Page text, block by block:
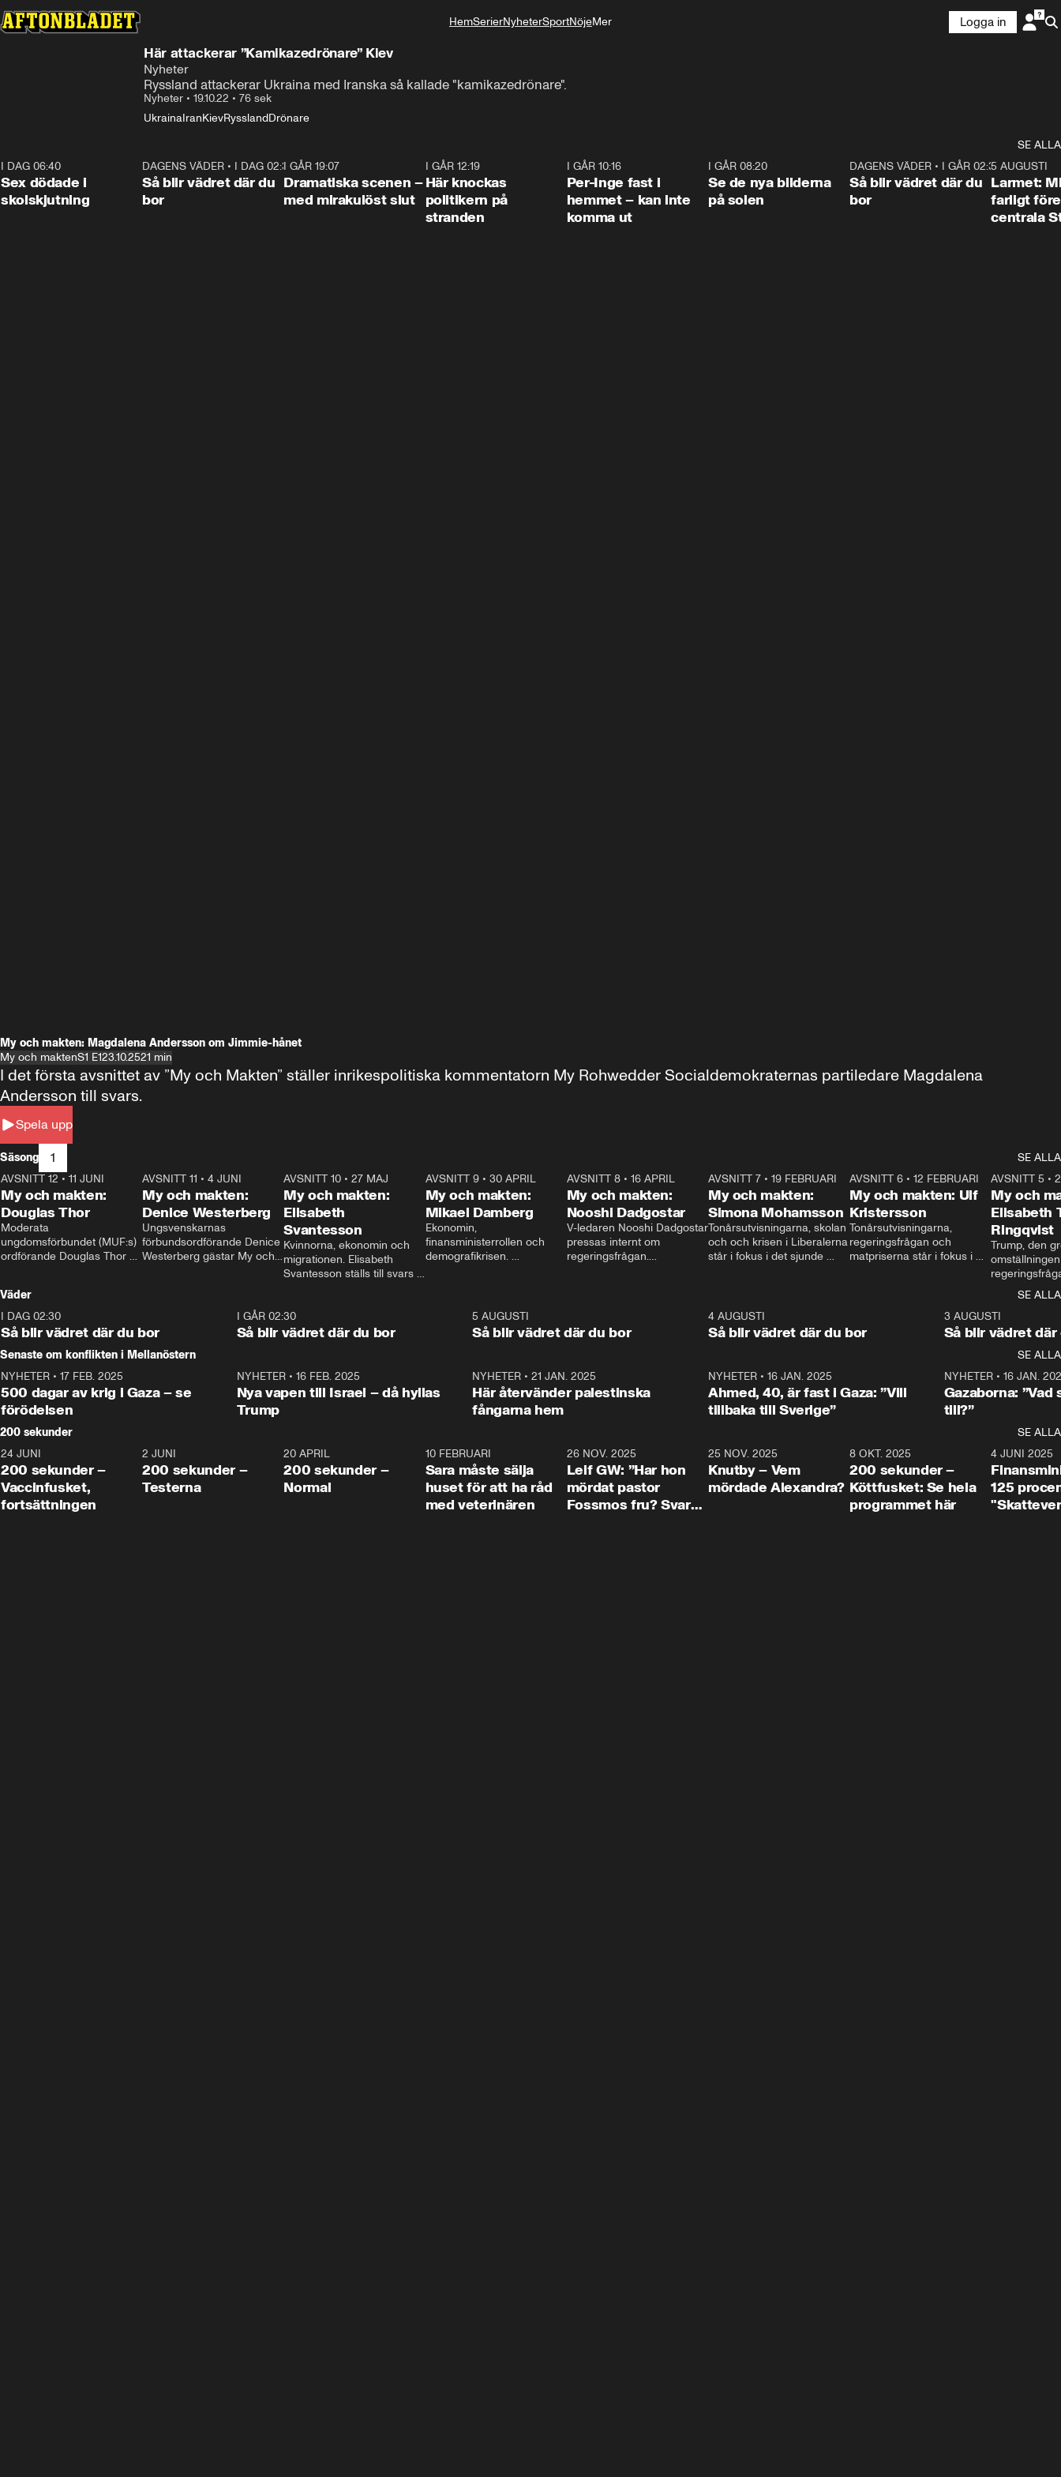
HemSerierNyheterSportNöjeMer
Logga in
Här attackerar ”Kamikazedrönare” Kiev
Nyheter
Ryssland attackerar Ukraina med Iranska så kallade "kamikazedrönare".
Nyheter • 19.10.22 • 76 sek
UkrainaIranKievRysslandDrönare
SE ALLA
I DAG 06:40
Sex dödade i
skolskjutning
1:06
DAGENS VÄDER • I DAG 02:30
Så blir vädret där du
bor
I GÅR 19:07
Dramatiska scenen –
med mirakulöst slut
I GÅR 12:19
Här knockas
politikern på
stranden
I GÅR 10:16
Per-Inge fast i
hemmet – kan inte
komma ut
I GÅR 08:20
Se de nya bilderna
på solen
1:06
DAGENS VÄDER • I GÅR 02:30
Så blir vädret där du
bor
5 AUGUSTI
Larmet:
farligt
centrala
My och makten: Magdalena Andersson om Jimmie-hånet
My och maktenS1 E123.10.2521 min
Spela upp
I det första avsnittet av ”My och Makten” ställer inrikespolitiska kommentatorn My Rohwedder Socialdemokraternas partiledare Magdalena
Andersson till svars.
Säsong 1
SE ALLA
26:27
AVSNITT 12 • 11 JUNI
My och makten:
Douglas Thor
Moderata
ungdomsförbundet (MUF:s)
ordförande Douglas Thor
tonårsutvisningarna och hur
Moderaterna ska locka
väljare till valet i höst.
23:40
AVSNITT 11 •4 JUNI
My och makten:
Denice Westerberg
Ungsvenskarnas
förbundsordförande Denice
Westerberg gästar My och
AVSNITT 10 •27 MAJ
My och makten:
Elisabeth
Svantesson
Kvinnorna, ekonomin och
migrationen. Elisabeth
Svantesson ställs till svars
AVSNITT 9• 30 APRIL
My och makten:
Mikael Damberg
Ekonomin,
finansministerrollen och
demografikrisen.
och Makten.
AVSNITT 8• 16 APRIL
My och makten:
Nooshi Dadgostar
V-ledaren Nooshi Dadgostar
pressas internt om
regeringsfrågan.
– Vi ställer upp i val. Ska vi
vara med så sitter vi förstås
24:30
AVSNITT 7• 19 FEBRUARI
My och makten:
Simona Mohamsson
Tonårsutvisningarna, skolan
och och krisen i Liberalerna
står i fokus i det sjunde
kommentator My
Rohwedder ställer
utbildnings- och
Mohamsson till svars.
27:30
AVSNITT 6 •12 FEBRUARI
My och makten: Ulf
Kristersson
Tonårsutvisningarna,
regeringsfrågan och
matpriserna står i fokus i
Rohwedder ställer
statsminister Ulf Kristersson
AVSNITT 5 •
My och
Elisabeth
Ringqvist
Trump, den
centrum i
avsnittet av
Makten”. Se
Aftonbladets
Rohwedder
Thand Ring
Väder
SE ALLA
I DAG 02:30
Så blir vädret där du bor
1:06
I GÅR 02:30
Så blir vädret där du bor
5 AUGUSTI
Så blir vädret där du bor
4 AUGUSTI
Så blir vädret där du bor
3 AUGUSTI
Så blir vädret där
Senaste om konflikten i Mellanöstern
SE ALLA
NYHETER • 17 FEB. 2025
500 dagar av krig i Gaza – se
förödelsen
NYHETER• 16 FEB. 2025
Nya vapen till Israel – då hyllas
Trump
NYHETER •21 JAN. 2025
Här återvänder palestinska
fångarna hem
NYHETER• 16 JAN. 2025
Ahmed, 40, är fast i Gaza: ”Vill
tillbaka till Sverige”
NYHETER• 16 JAN.
Gazaborna:
till?”
200 sekunder
SE ALLA
5:00
24 JUNI
200 sekunder –
Vaccinfusket,
fortsättningen
4:23
2 JUNI
200 sekunder –
Testerna
20 APRIL
200 sekunder –
Normal
10 FEBRUARI
Sara måste sälja
huset för att ha råd
med veterinären
26 NOV. 2025
Leif GW: ”Har hon
mördat pastor
Fossmos fru? Svar
31:05
25 NOV. 2025
Knutby – Vem
mördade Alexandra?
4:29
8 OKT. 2025
200 sekunder –
Köttfusket: Se hela
programmet här
4 JUNI 2025
125